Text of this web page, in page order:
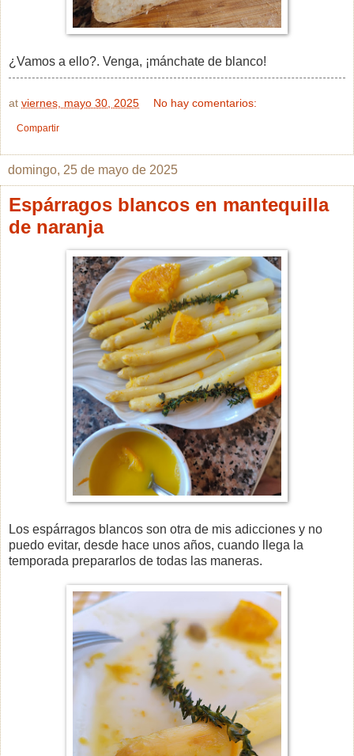
¿Vamos a ello?. Venga, ¡mánchate de blanco!
at viernes, mayo 30, 2025 No hay comentarios:
Compartir
domingo, 25 de mayo de 2025
Espárragos blancos en mantequilla
de naranja
Los espárragos blancos son otra de mis adicciones y no
puedo evitar, desde hace unos años, cuando llega la
temporada prepararlos de todas las maneras.